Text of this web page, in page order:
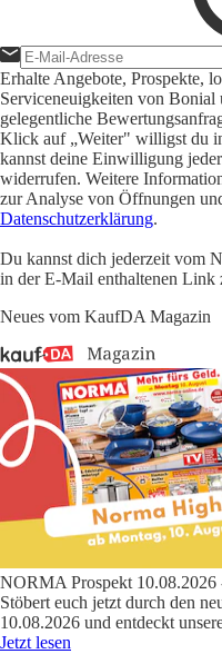
Erhalte Angebote, Prospekte,
Serviceneuigkeiten von Bonial
gelegentliche
Klick auf „Weiter" willigst du
kannst deine Einwilligung
widerrufen. Weitere
zur Analyse von Öffnungen
Datenschutzerklärung.
Du kannst dich jederzeit vom
in der E-Mail enthaltenen Link
Neues vom KaufDA Magazin
NORMA Prospekt 10.08.2026
Stöbert euch jetzt durch den
10.08.2026 und entdeckt
Jetzt lesen